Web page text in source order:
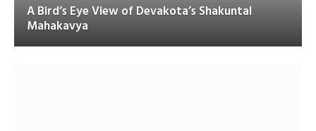
A Bird’s Eye View of Devakota’s Shakuntal
Mahakavya